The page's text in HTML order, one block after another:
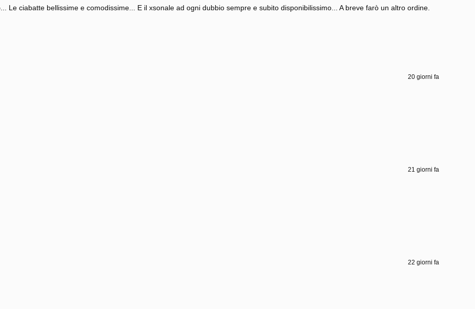
Le ciabatte bellissime e comodissime... E il xsonale ad ogni dubbio sempre e subito disponibilissimo... A breve farò un altro ordine.
20 giorni fa
21 giorni fa
22 giorni fa